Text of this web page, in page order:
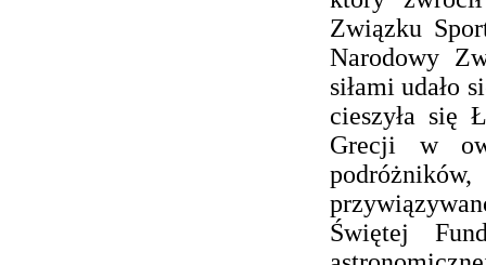
Związku
Narodowy
siłami udało
cieszyła się
Grecji w
Świętej